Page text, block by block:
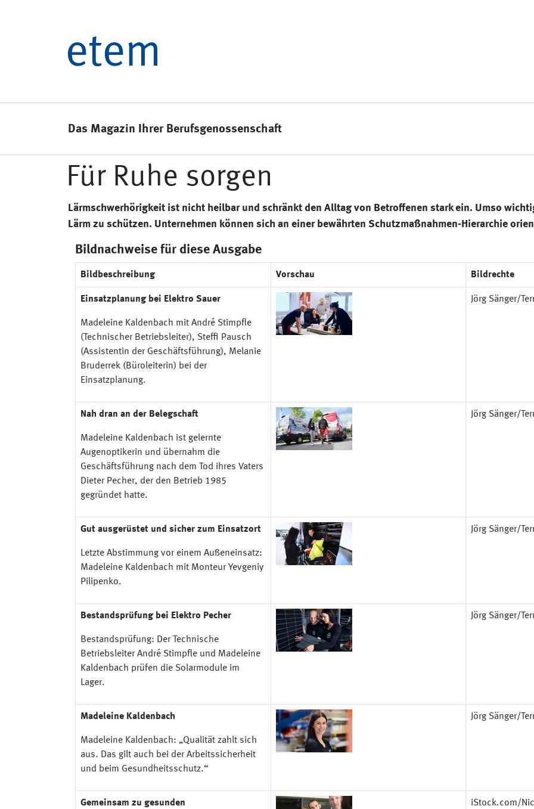
Das Magazin Ihrer Berufsgenossenschaft
Für Ruhe sorgen
Lärmschwerhörigkeit ist nicht heilbar und schränkt den Alltag von Betroffenen stark ein. Umso
Lärm zu schützen. Unter­nehmen können sich an einer bewährten Schutzmaßnahmen-Hierarchie
Bildnachweise für diese Ausgabe
Bildbeschreibung Vorschau Bildrechte
Einsatzplanung bei Elektro Sauer
Madeleine Kaldenbach mit André Stimpfle
(Technischer Betriebsleiter), Steffi Pausch
(Assistentin der Geschäftsführung), Melanie
Bruderrek (Büroleiterin) bei der
Einsatzplanung.
Jörg Sänger/
Nah dran an der Belegschaft
Madeleine Kaldenbach ist gelernte
Augenoptikerin und übernahm die
Geschäftsführung nach dem Tod ihres Vaters
Dieter Pecher, der den Betrieb 1985
gegründet hatte.
Jörg Sänger/
Gut ausgerüstet und sicher zum Einsatzort
Letzte Abstimmung vor einem Außeneinsatz:
Madeleine Kaldenbach mit Monteur Yevgeniy
Pilipenko.
Jörg Sänger/
Bestandsprüfung bei Elektro Pecher
Bestandsprüfung: Der Technische
Betriebsleiter André Stimpfle und Madeleine
Kaldenbach prüfen die Solarmodule im
Lager.
Jörg Sänger/
Madeleine Kaldenbach
Madeleine Kaldenbach: „Qualität zahlt sich
aus. Das gilt auch bei der Arbeitssicherheit
und beim Gesundheitsschutz.“
Jörg Sänger/
Gemeinsam zu gesunden
iStock.com/